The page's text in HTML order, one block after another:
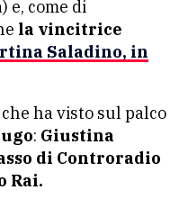
e, come di
la vincitrice
Saladino, in
ha visto sul palco
: Giustina
di Controradio
Rai.